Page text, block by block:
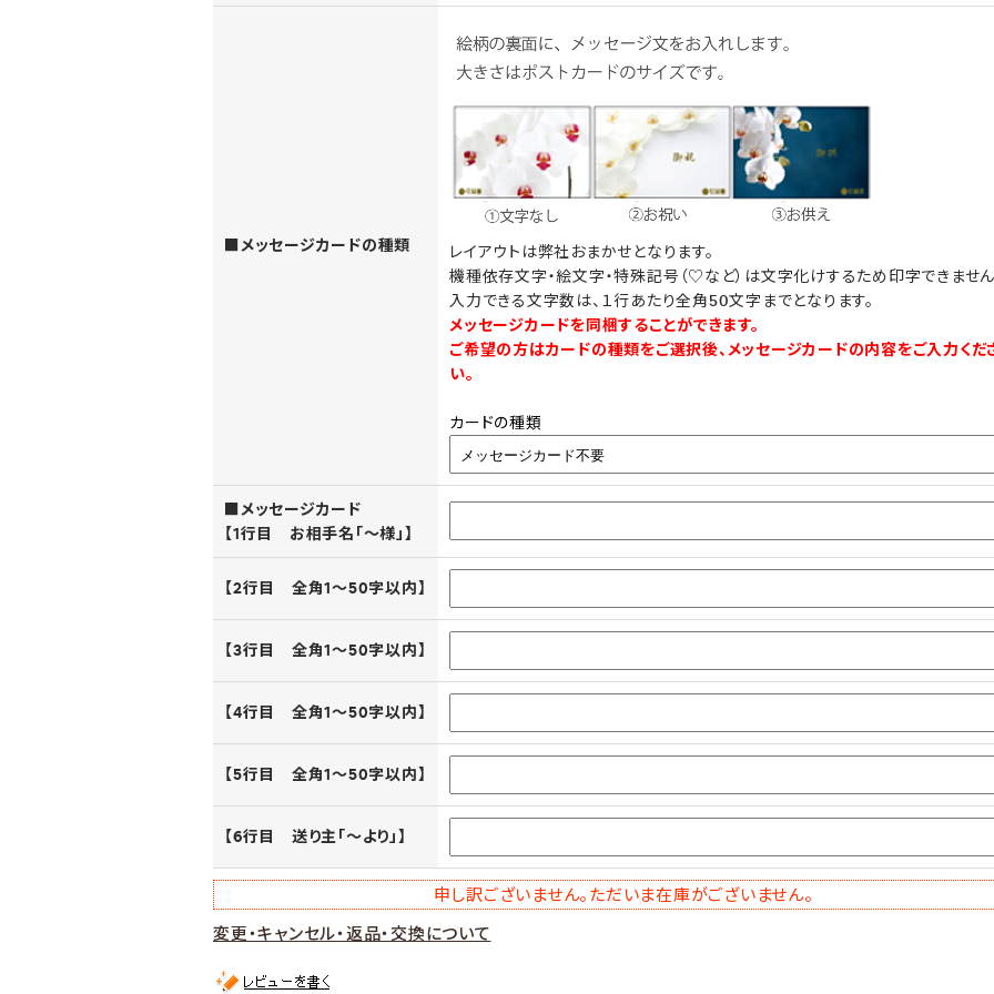
■メッセージカードの種類
レイアウトは弊社おまかせとなります。
機種依存文字・絵文字・特殊記号（♡など）は文字化けするため印字できません
入力できる文字数は、１行あたり全角50文字までとなります。
メッセージカードを同梱することができます。
ご希望の方はカードの種類をご選択後、メッセージカードの内容をご入力くだ
い。
カードの種類
■メッセージカード
【1行目 お相手名「～様」】
【2行目 全角1～50字以内】
【3行目 全角1～50字以内】
【4行目 全角1～50字以内】
【5行目 全角1～50字以内】
【6行目 送り主「～より」】
申し訳ございません。ただいま在庫がございません。
変更・キャンセル・返品・交換について